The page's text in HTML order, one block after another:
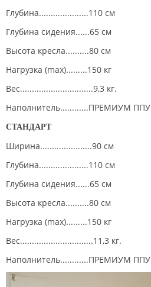
Глубина.....................110 см
Глубина сидения......65 см
Высота кресла..........80 см
Нагрузка (max).........150 кг
Вес...............................9,3 кг.
Наполнитель............ПРЕМИУМ ППУ
СТАНДАРТ
Ширина......................90 см
Глубина.....................110 см
Глубина сидения......65 см
Высота кресла..........80 см
Нагрузка (max).........150 кг
Вес...............................11,3 кг.
Наполнитель............ПРЕМИУМ ППУ